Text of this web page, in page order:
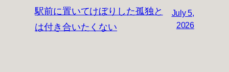
駅前に置いてけぼりした孤独と
は付き合いたくない
July 5,
2026